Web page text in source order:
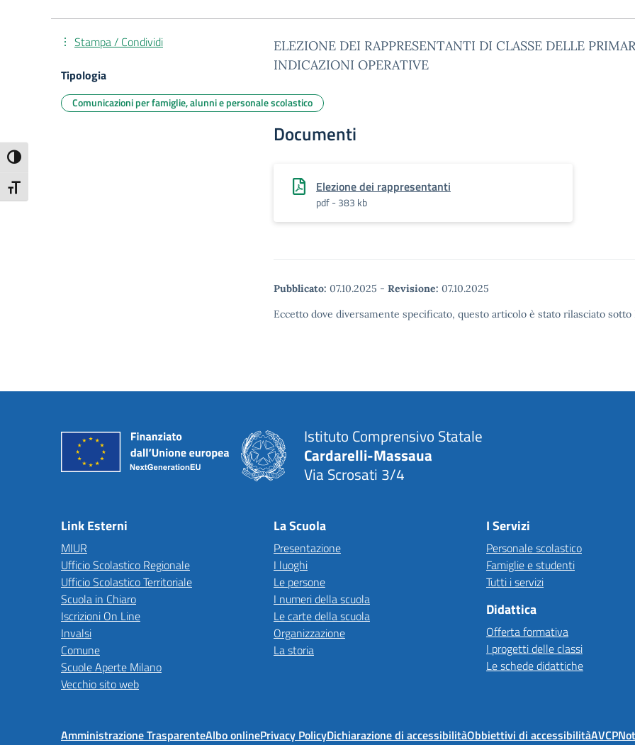
Attiva/disattiva alto contrasto
Attiva/disattiva dimensione testo
ELEZIONE DEI RAPPRESENTANTI DI CLASSE DELLE
INDICAZIONI OPERATIVE
Documenti
Elezione dei rappresentanti
pdf - 383 kb
Pubblicato: 07.10.2025 - Revisione: 07.10.2025
Eccetto dove diversamente specificato, questo articolo è stato rilasciato
Stampa / Condividi
Tipologia
Comunicazioni per famiglie, alunni e personale scolastico
Istituto Comprensivo Statale
Cardarelli-Massaua
Via Scrosati 3/4
Link Esterni
MIUR
Ufficio Scolastico Regionale
Ufficio Scolastico Territoriale
Scuola in Chiaro
Iscrizioni On Line
Invalsi
Comune
Scuole Aperte Milano
Vecchio sito web
La Scuola
Presentazione
I luoghi
Le persone
I numeri della scuola
Le carte della scuola
Organizzazione
La storia
I Servizi
Personale scolastico
Famiglie e studenti
Tutti i servizi
Didattica
Offerta formativa
I progetti delle classi
Le schede didattiche
Amministrazione TrasparenteAlbo onlinePrivacy PolicyDichiarazione di accessibilitàObbiettivi di accessibilitàAVCP